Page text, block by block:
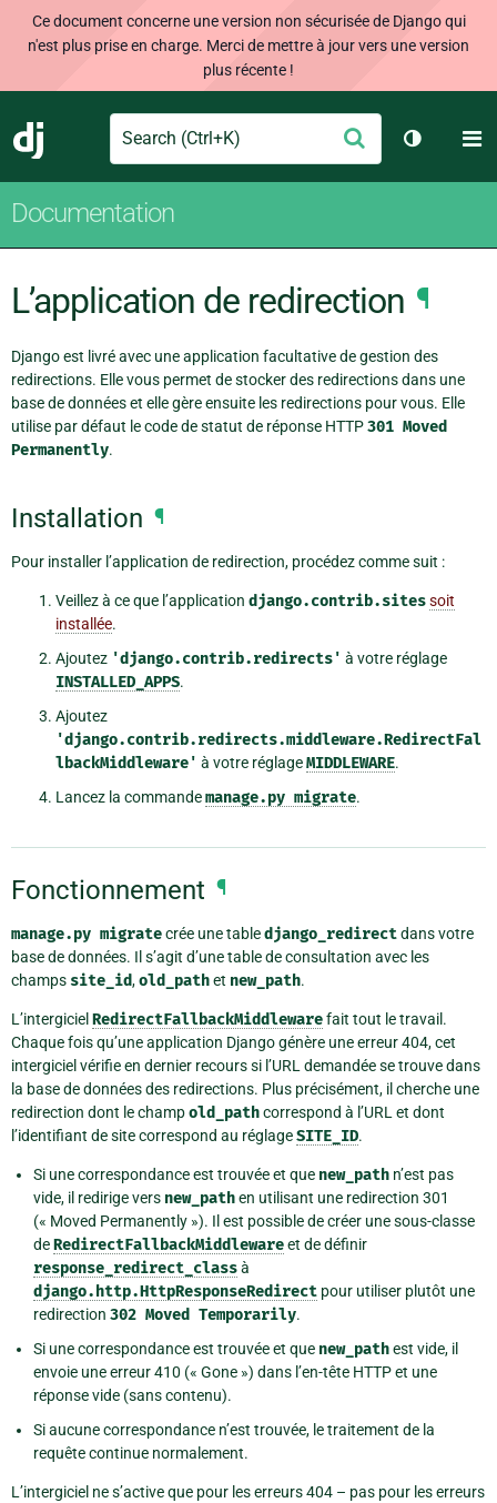
Ce document concerne une version non sécurisée de Django qui
n'est plus prise en charge. Merci de mettre à jour vers une version
plus récente !
Django
Search Envoyer
Changer
Documentation
L’application de redirection ¶
Django est livré avec une application facultative de gestion des
redirections. Elle vous permet de stocker des redirections dans une
base de données et elle gère ensuite les redirections pour vous. Elle
utilise par défaut le code de statut de réponse HTTP301 Moved
Permanently.
Installation ¶
Pour installer l’application de redirection, procédez comme suit :
Veillez à ce que l’application django.contrib.sitessoit
installée.
Ajoutez 'django.contrib.redirects' à votre réglage
INSTALLED_APPS.
Ajoutez
'django.contrib.redirects.middleware.RedirectFal
lbackMiddleware' à votre réglageMIDDLEWARE.
Lancez la commandemanage.py migrate.
Fonctionnement ¶
manage.py migratecrée une tabledjango_redirectdans votre
base de données. Il s’agit d’une table de consultation avec les
champs site_id,old_pathet new_path.
L’intergiciel RedirectFallbackMiddlewarefait tout le travail.
Chaque fois qu’une application Django génère une erreur 404, cet
intergiciel vérifie en dernier recours si l’URL demandée se trouve dans
la base de données des redirections. Plus précisément, il cherche une
redirection dont le champold_pathcorrespond à l’URL et dont
l’identifiant de site correspond au réglageSITE_ID.
Si une correspondance est trouvée et que new_path n’est pas
vide, il redirige vers new_pathen utilisant une redirection 301
(« Moved Permanently »). Il est possible de créer une sous-classe
deRedirectFallbackMiddlewareet de définir
response_redirect_classà
django.http.HttpResponseRedirect pour utiliser plutôt une
redirection 302 Moved Temporarily.
Si une correspondance est trouvée et que new_pathest vide, il
envoie une erreur 410 (« Gone ») dans l’en-tête HTTP et une
réponse vide (sans contenu).
Si aucune correspondance n’est trouvée, le traitement de la
requête continue normalement.
L’intergiciel ne s’active que pour les erreurs 404 – pas pour les erreurs